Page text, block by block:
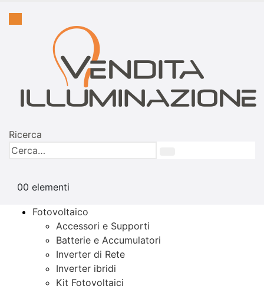
Ricerca
00 elementi
Fotovoltaico
Accessori e Supporti
Batterie e Accumulatori
Inverter di Rete
Inverter ibridi
Kit Fotovoltaici